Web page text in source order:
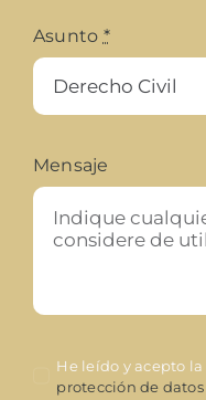
Asunto *
Mensaje
He leído y acepto la
protección de datos